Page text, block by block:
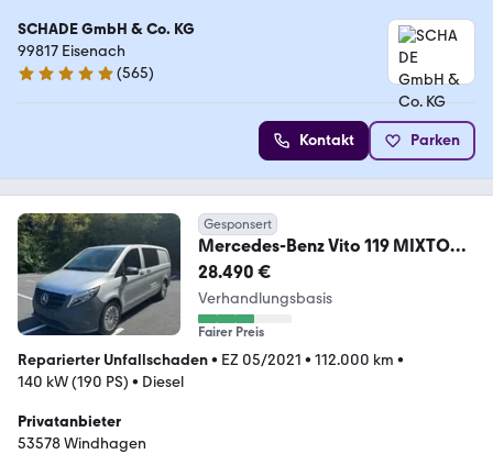
SCHADE GmbH & Co. KG
99817 Eisenach
4.8 Sterne
(565)
Kontakt Parken
Gesponsert
Mercedes-Benz Vito 119 MIXTO
AHK+LED+Standheizung+Spur-
Paket
28.490 €
Verhandlungsbasis
Fairer Preis
Reparierter Unfallschaden• EZ 05/2021 • 112.000 km •
140 kW (190 PS) • Diesel
Privatanbieter
53578 Windhagen